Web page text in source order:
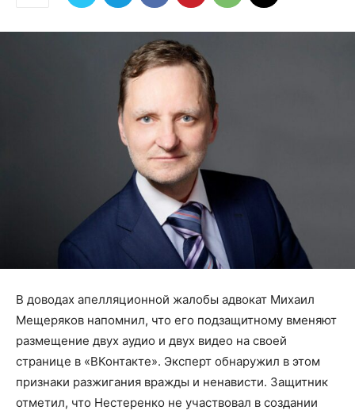
В доводах апелляционной жалобы адвокат Михаил
Мещеряков напомнил, что его подзащитному вменяют
размещение двух аудио и двух видео на своей
странице в «ВКонтакте». Эксперт обнаружил в этом
признаки разжигания вражды и ненависти. Защитник
отметил, что Нестеренко не участвовал в создании